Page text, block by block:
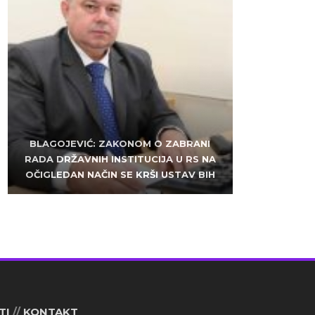
BLAGOJEVIĆ: ZAKONOM O ZABRANI
RADA DRŽAVNIH INSTITUCIJA U RS NA
OČIGLEDAN NAČIN SE KRŠI USTAV BIH
ZLATKO MILETIĆ: DODIK NEMA KUD OD
KRIMINALA, LJUDE IZ REPUBLIEK
SRPSKE VUČE U HAOS
SARAJEVO: ALEM MUDŽELET – ČOVJEK
OD POVJERENJA
// KONTAKT